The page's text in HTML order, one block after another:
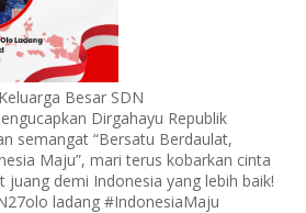
Besar SDN
Dirgahayu Republik
semangat “Bersatu Berdaulat,
Maju”, mari terus kobarkan cinta
juang demi Indonesia yang lebih baik!
ladang #IndonesiaMaju